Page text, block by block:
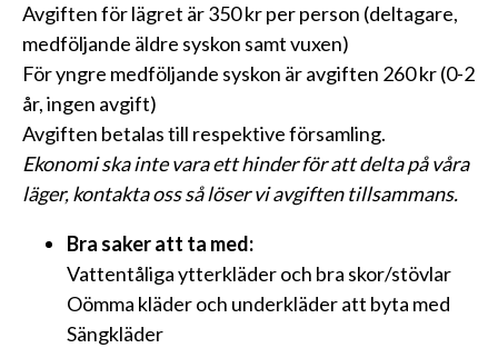
Avgiften för lägret är 350 kr per person (deltagare,
medföljande äldre syskon samt vuxen)
För yngre medföljande syskon är avgiften 260 kr (0-2
år, ingen avgift)
Avgiften betalas till respektive församling.
Ekonomi ska inte vara ett hinder för att delta på våra
läger, kontakta oss så löser vi avgiften tillsammans.
Bra saker att ta med:
Vattentåliga ytterkläder och bra skor/stövlar
Oömma kläder och underkläder att byta med
Sängkläder